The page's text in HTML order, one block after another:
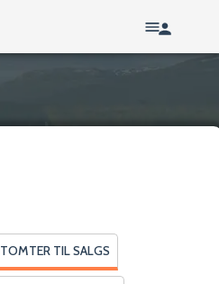
TOMTER TIL SALGS